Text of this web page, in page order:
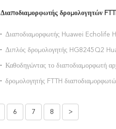
Διαποδιαμορφωτής δρομολογητών
Διαποδιαμορφωτής Huawei Echolife
Διπλός δρομολογητής HG8245Q2
Καθοδηγώντας το διαποδιαμορφωτή
δρομολογητής FTTH
6 7 8 >